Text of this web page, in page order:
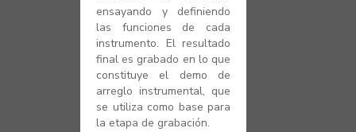
ensayando y definiendo
las funciones de cada
instrumento. El resultado
final es grabado en lo que
constituye el demo de
arreglo instrumental, que
se utiliza como base para
la etapa de grabación.